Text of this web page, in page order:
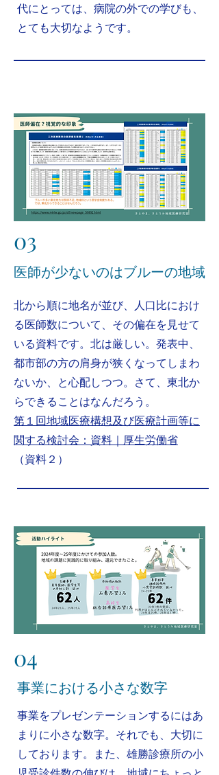
代にとっては、病院の外での学びも、
とても大切なようです。
03
​医師が少ないのはブルーの地域
​北から順に地名が並び、人口比におけ
る医師数について、その偏在を見せて
いる資料です。北は厳しい。発表中、
都市部の方の肩身が狭くなってしまわ
ないか、と心配しつつ。さて、東北か
らできることはなんだろう。
第１回地域医療構想及び医療計画等に
関する検討会：資料｜厚生労働省
（資料２）
04
​事業における小さな数字
​事業をプレゼンテーションするにはあ
まりに小さな数字。それでも、大切に
しております。また、雄勝診療所の小